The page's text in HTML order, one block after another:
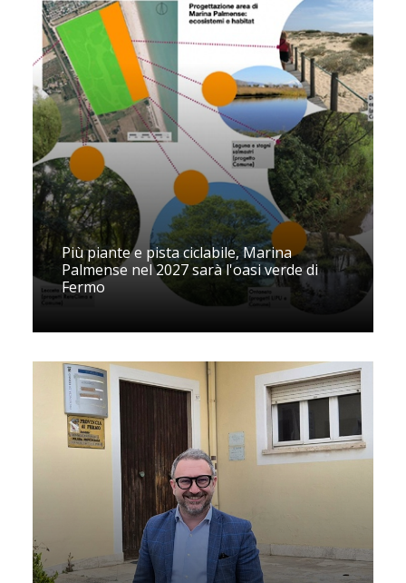
Più piante e pista ciclabile, Marina
Palmense nel 2027 sarà l'oasi verde di
Fermo